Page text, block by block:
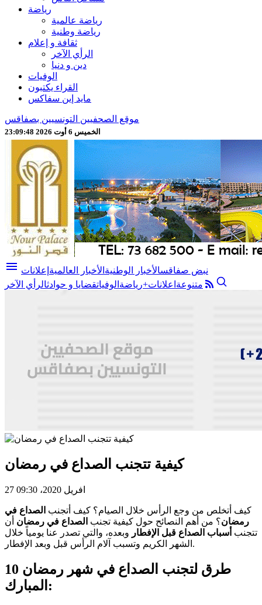
رياضة
رياضة عالمية
رياضة وطنية
ثقافة و إعلام
الرأي الآخر
دين و دنيا
الوفيات
القراء يكتبون
مايد إين سفاكس
موقع الصحفيين التونسيين بصفاقس
الخميس 6 أوت 2026 23:09:50
menu نبض صفاقسالأخبار الوطنية الأخبار العالمية إعلانات
متنوعة اعلانات+رياضة الوفياتقضايا و حوادثالرأي الآخر
كيفية تتجنب الصداع في رمضان
27 افريل 2020، 09:30
كيف أتخلص من وجع الرأس خلال الصيام؟ كيف أتجنب الصداع في
رمضان؟ من أهم النصائح حول كيفية تجنب الصداع في رمضان أن
تتجنب أسباب الصداع قبل الإفطار وبعده، والتي تصدر عنا يومياً خلال
الشهر الكريم وتسبب آلام الرأس قبل وبعد الإفطار.
10 طرق لتجنب الصداع في شهر رمضان
المبارك: